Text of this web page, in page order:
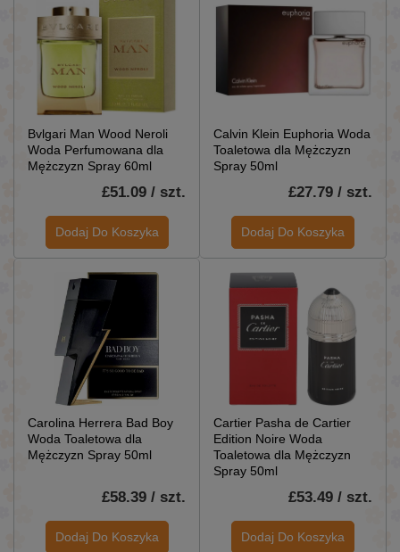
Bvlgari Man Wood Neroli
Woda Perfumowana dla
Mężczyzn Spray 60ml
£51.09 / szt.
Dodaj Do Koszyka
Calvin Klein Euphoria Woda
Toaletowa dla Mężczyzn
Spray 50ml
£27.79 / szt.
Dodaj Do Koszyka
Carolina Herrera Bad Boy
Woda Toaletowa dla
Mężczyzn Spray 50ml
£58.39 / szt.
Dodaj Do Koszyka
Cartier Pasha de Cartier
Edition Noire Woda
Toaletowa dla Mężczyzn
Spray 50ml
£53.49 / szt.
Dodaj Do Koszyka